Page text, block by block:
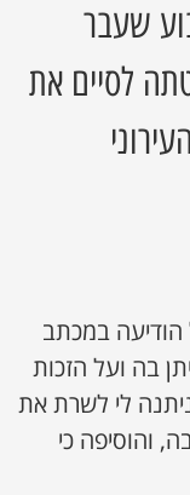
שעבר
לסיים את
במכתב
בה ועל הזכות
לי לשרת את
והוסיפה כי